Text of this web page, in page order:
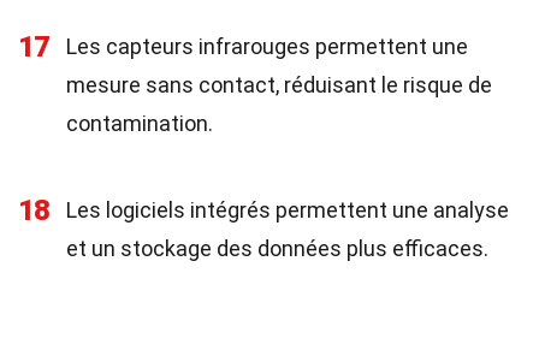
17
Les capteurs infrarouges permettent une
mesure sans contact, réduisant le risque de
contamination.
18
Les logiciels intégrés permettent une analyse
et un stockage des données plus efficaces.